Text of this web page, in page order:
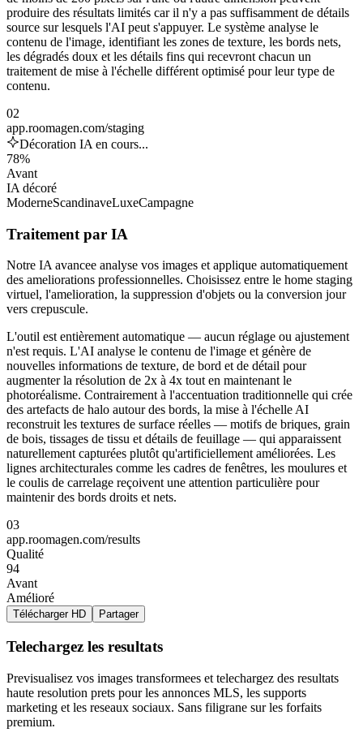
produire des résultats limités car il n'y a pas suffisamment de détails
source sur lesquels l'AI peut s'appuyer. Le système analyse le
contenu de l'image, identifiant les zones de texture, les bords nets,
les dégradés doux et les détails fins qui recevront chacun un
traitement de mise à l'échelle différent optimisé pour leur type de
contenu.
02
app.roomagen.com/staging
Décoration IA en cours...
78%
Avant
IA décoré
ModerneScandinaveLuxeCampagne
Traitement par IA
Notre IA avancee analyse vos images et applique automatiquement
des ameliorations professionnelles. Choisissez entre le home staging
virtuel, l'amelioration, la suppression d'objets ou la conversion jour
vers crepuscule.
L'outil est entièrement automatique — aucun réglage ou ajustement
n'est requis. L'AI analyse le contenu de l'image et génère de
nouvelles informations de texture, de bord et de détail pour
augmenter la résolution de 2x à 4x tout en maintenant le
photoréalisme. Contrairement à l'accentuation traditionnelle qui crée
des artefacts de halo autour des bords, la mise à l'échelle AI
reconstruit les textures de surface réelles — motifs de briques, grain
de bois, tissages de tissu et détails de feuillage — qui apparaissent
naturellement capturées plutôt qu'artificiellement améliorées. Les
lignes architecturales comme les cadres de fenêtres, les moulures et
le coulis de carrelage reçoivent une attention particulière pour
maintenir des bords droits et nets.
03
app.roomagen.com/results
Qualité
94
Avant
Amélioré
Télécharger HD Partager
Telechargez les resultats
Previsualisez vos images transformees et telechargez des resultats
haute resolution prets pour les annonces MLS, les supports
marketing et les reseaux sociaux. Sans filigrane sur les forfaits
premium.